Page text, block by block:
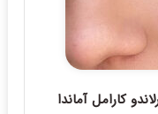
کارامل آماندا